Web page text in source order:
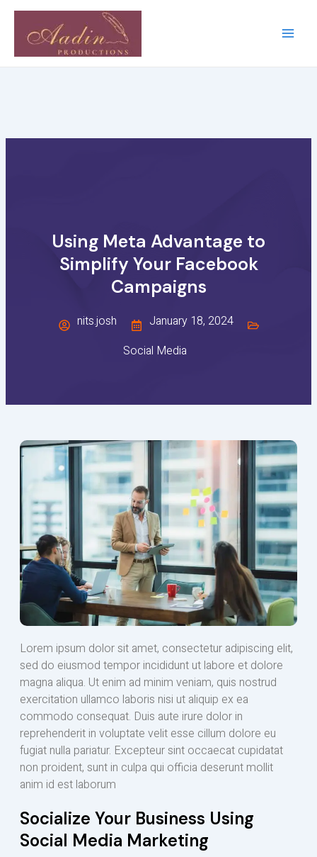
Skip
content
Using Meta Advantage to
Simplify Your Facebook
Campaigns
nits.josh
January 18, 2024
Social Media
Lorem ipsum dolor sit amet, consectetur adipiscing elit,
sed do eiusmod tempor incididunt ut labore et dolore
magna aliqua. Ut enim ad minim veniam, quis nostrud
exercitation ullamco laboris nisi ut aliquip ex ea
commodo consequat. Duis aute irure dolor in
reprehenderit in voluptate velit esse cillum dolore eu
fugiat nulla pariatur. Excepteur sint occaecat cupidatat
non proident, sunt in culpa qui officia deserunt mollit
anim id est laborum
Socialize Your Business Using
Social Media Marketing